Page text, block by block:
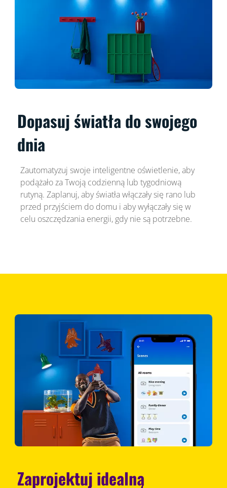
Dopasuj światła do swojego
dnia
Zautomatyzuj swoje inteligentne oświetlenie, aby
podążało za Twoją codzienną lub tygodniową
rutyną. Zaplanuj, aby światła włączały się rano lub
przed przyjściem do domu i aby wyłączały się w
celu oszczędzania energii, gdy nie są potrzebne.
Zaprojektuj idealną